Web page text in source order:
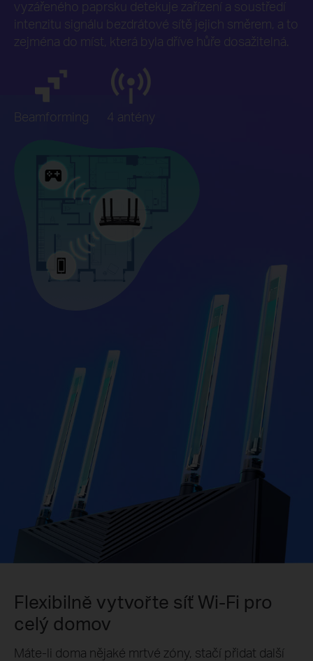
vyzářeného paprsku detekuje zařízení a soustředí
intenzitu signálu bezdrátové sítě jejich směrem, a to
zejména do míst, která byla dříve hůře dosažitelná.
Beamforming 4 antény
Flexibilně vytvořte síť Wi-Fi pro
celý domov
Máte-li doma nějaké mrtvé zóny, stačí přidat další